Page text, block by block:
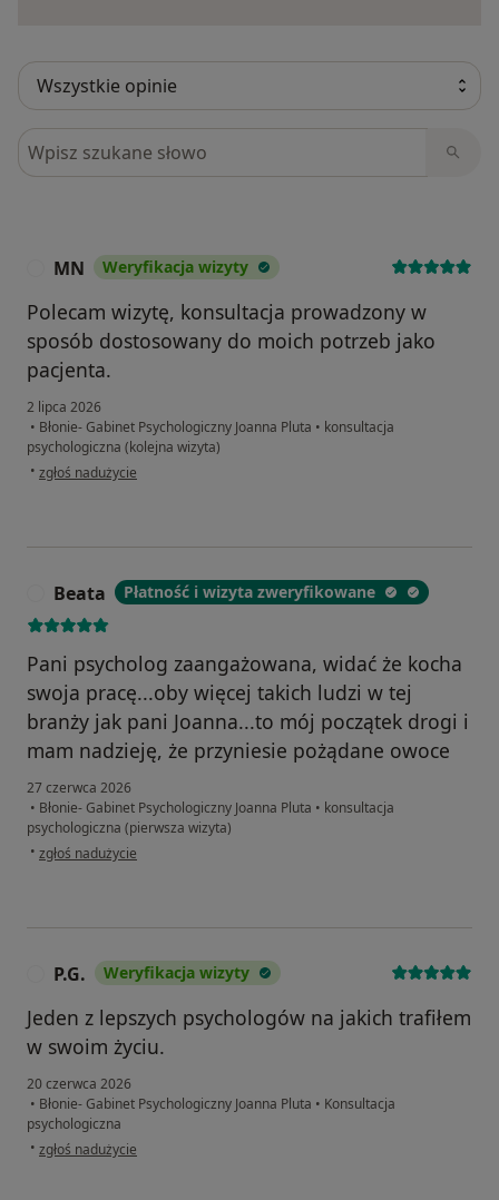
Szukaj w opiniach
MN Weryfikacja wizyty
Polecam wizytę, konsultacja prowadzony w
sposób dostosowany do moich potrzeb jako
pacjenta.
2 lipca 2026
• Błonie- Gabinet Psychologiczny Joanna Pluta • konsultacja
psychologiczna (kolejna wizyta)
• w opinii użytkownika MN
zgłoś nadużycie
Beata Płatność i wizyta zweryfikowane
Pani psycholog zaangażowana, widać że kocha
swoja pracę...oby więcej takich ludzi w tej
branży jak pani Joanna...to mój początek drogi i
mam nadzieję, że przyniesie pożądane owoce
27 czerwca 2026
• Błonie- Gabinet Psychologiczny Joanna Pluta • konsultacja
psychologiczna (pierwsza wizyta)
• w opinii użytkownika Beata
zgłoś nadużycie
P.G. Weryfikacja wizyty
Jeden z lepszych psychologów na jakich trafiłem
w swoim życiu.
20 czerwca 2026
• Błonie- Gabinet Psychologiczny Joanna Pluta • Konsultacja
psychologiczna
• w opinii użytkownika P.G.
zgłoś nadużycie